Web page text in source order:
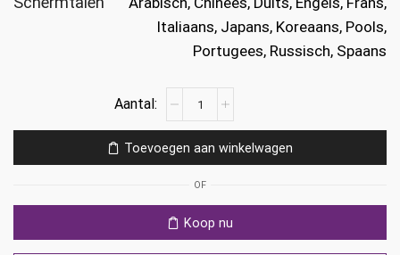
Italiaans, Japans, Koreaans, Pools,
Portugees, Russisch, Spaans
the
Ants
aantal
Toevoegen aan winkelwagen
OF
Koop nu